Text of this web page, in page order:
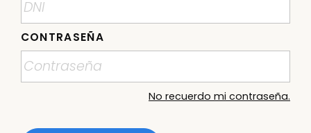
CONTRASEÑA
No recuerdo mi contraseña.